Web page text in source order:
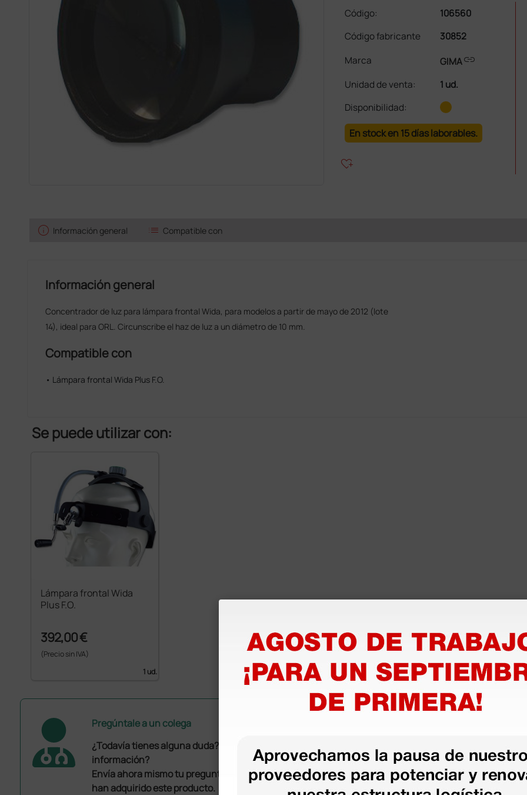
Código:
106560
Código fabricante
30852
Marca
GIMAlink
Unidad de venta:
1 ud.
Disponibilidad:
En stock en 15 días laborables.
heart_plus
info Información general list Compatible con
Información general
Concentrador de luz para lámpara frontal Wida, para modelos a partir de mayo de 2012 (lote
14), ideal para ORL. Circunscribe el haz de luz a un diámetro de 10 mm.
Compatible con
• Lámpara frontal Wida Plus F.O.
Se puede utilizar con:
Lámpara frontal Wida
Plus F.O.
392,00 €
(Precio sin IVA)
1 ud.
Pregúntale a un colega
¿Todavía tienes alguna duda? ¿Necesitas más
información?
Envía ahora mismo tu pregunta a los colegas que ya
han adquirido este producto.